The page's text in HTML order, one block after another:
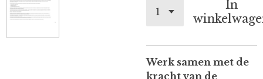
In
Werk samen met de
kracht van de